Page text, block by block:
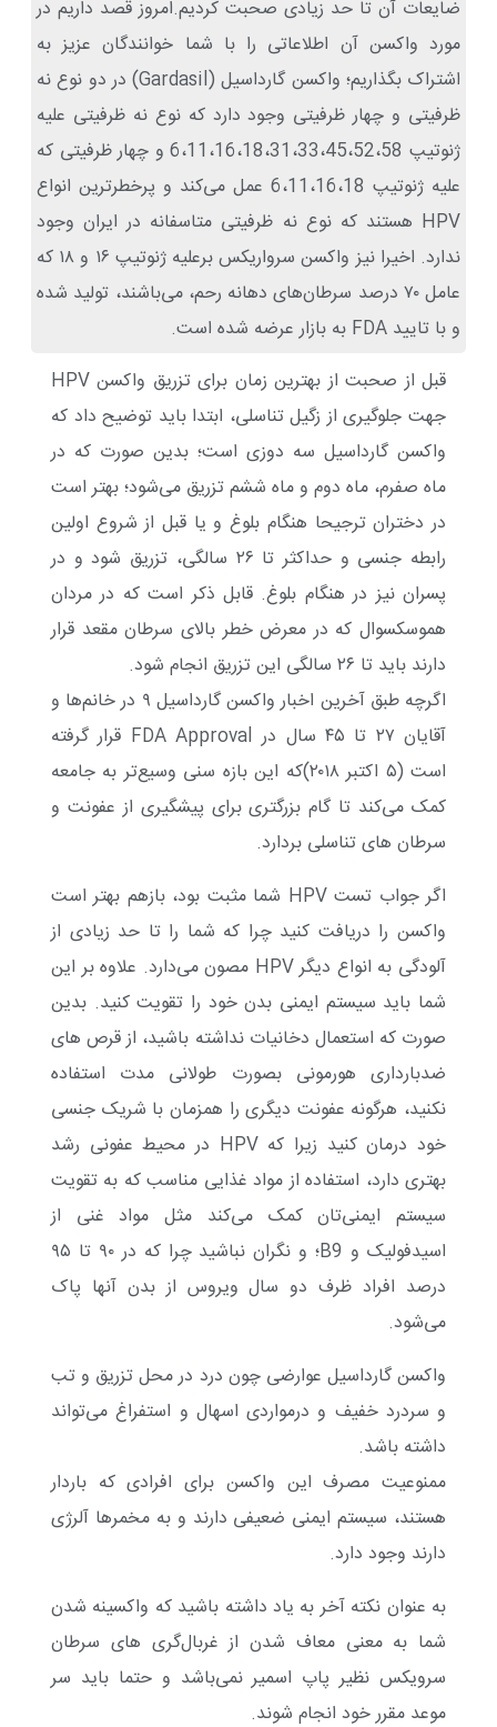
ضایعات آن تا حد زیادی صحبت کردیم.امروز قصد داریم در
مورد واکسن آن اطلاعاتی را با شما خوانندگان عزیز به
اشتراک بگذاریم؛ واکسن گارداسیل (Gardasil) در دو نوع نه
ظرفیتی و چهار ظرفیتی وجود دارد که نوع نه ظرفیتی علیه
ژنوتیپ 6،11،16،18،31،33،45،52،58 و چهار ظرفیتی که
علیه ژنوتیپ 6،11،16،18 عمل می‌کند و پرخطرترین انواع
HPV هستند که نوع نه ظرفیتی متاسفانه در ایران وجود
ندارد. اخیرا نیز واکسن سرواریکس برعلیه ژنوتیپ ۱۶ و ۱۸ که
عامل ۷۰ درصد سرطان‌های دهانه رحم، می‌باشند، تولید شده
و با تایید FDA به بازار عرضه شده است.
قبل از صحبت از بهترین زمان برای تزریق واکسن HPV
جهت جلوگیری از زگیل تناسلی، ابتدا باید توضیح داد که
واکسن گارداسیل سه دوزی است؛ بدین صورت که در
ماه صفرم، ماه دوم و ماه ششم تزریق می‌شود؛ بهتر است
در دختران ترجیحا هنگام بلوغ و یا قبل از شروع اولین
رابطه جنسی و حداکثر تا ۲۶ سالگی، تزریق شود و در
پسران نیز در هنگام بلوغ. قابل ذکر است که در مردان
هموسکسوال که در معرض خطر بالای سرطان مقعد قرار
دارند باید تا ۲۶ سالگی این تزریق انجام شود.
اگرچه طبق آخرین اخبار واکسن گارداسیل ۹ در خانم‌ها و
آقایان ۲۷ تا ۴۵ سال در FDA Approval قرار گرفته
است (۵ اکتبر ۲۰۱۸)که این بازه سنی وسیع‌تر به جامعه
کمک می‌کند تا گام بزرگتری برای پیشگیری از عفونت و
سرطان های تناسلی بردارد.
اگر جواب تست HPV شما مثبت بود، بازهم بهتر است
واکسن را دریافت کنید چرا که شما را تا حد زیادی از
آلودگی به انواع دیگر HPV مصون می‌دارد. علاوه بر این
شما باید سیستم ایمنی بدن خود را تقویت کنید. بدین
صورت که استعمال دخانیات نداشته باشید، از قرص های
ضدبارداری هورمونی بصورت طولانی مدت استفاده
نکنید، هرگونه عفونت دیگری را همزمان با شریک جنسی
خود درمان کنید زیرا که HPV در محیط عفونی رشد
بهتری دارد، استفاده از مواد غذایی مناسب که به تقویت
سیستم ایمنی‌تان کمک می‌کند مثل مواد غنی از
اسیدفولیک و B9؛ و نگران نباشید چرا که در ۹۰ تا ۹۵
درصد افراد ظرف دو سال ویروس از بدن آنها پاک
می‌شود.
واکسن گارداسیل عوارضی چون درد در محل تزریق و تب
و سردرد خفیف و درمواردی اسهال و استفراغ می‌تواند
داشته باشد.
ممنوعیت مصرف این واکسن برای افرادی که باردار
هستند، سیستم ایمنی ضعیفی دارند و به مخمرها آلرژی
دارند وجود دارد.
به عنوان نکته آخر به یاد داشته باشید که واکسینه شدن
شما به معنی معاف شدن از غربال‌گری های سرطان
سرویکس نظیر پاپ اسمیر نمی‌باشد و حتما باید سر
موعد مقرر خود انجام شوند.